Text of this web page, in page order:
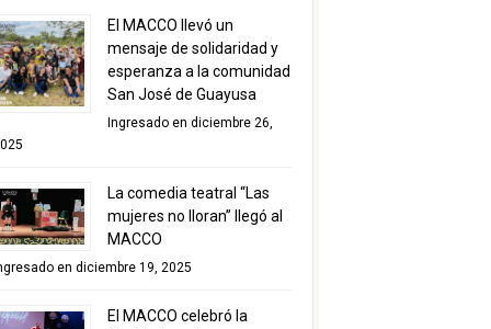
El MACCO llevó un
mensaje de solidaridad y
esperanza a la comunidad
San José de Guayusa
Ingresado en diciembre 26,
La comedia teatral “Las
mujeres no lloran” llegó al
MACCO
en diciembre 19, 2025
El MACCO celebró la